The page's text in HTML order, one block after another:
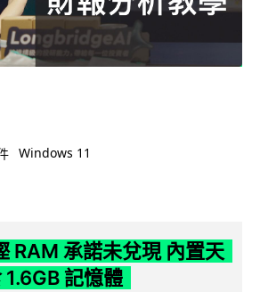
Windows 11
RAM 承諾未兌現 內置天
記憶體